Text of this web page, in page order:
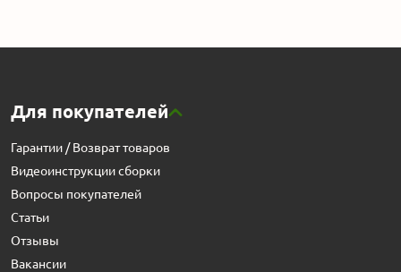
Для покупателей
Гарантии / Возврат товаров
Видеоинструкции сборки
Вопросы покупателей
Статьи
Отзывы
Вакансии